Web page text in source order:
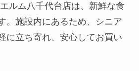
ルム八千代台店は、新鮮な食
。施設内にあるため、シニア
に立ち寄れ、安心してお買い